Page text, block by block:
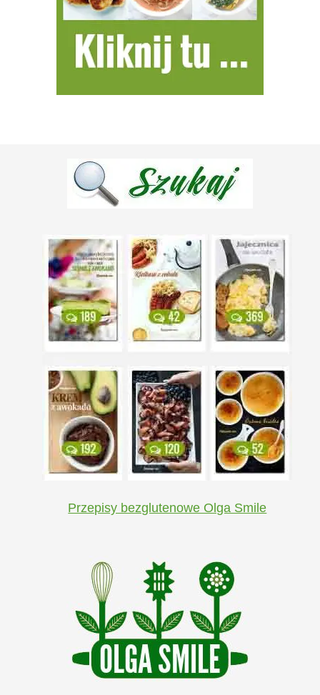
Przepisy bezglutenowe Olga Smile